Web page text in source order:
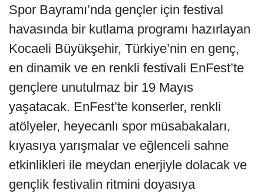
Spor Bayramı’nda gençler için festival
havasında bir kutlama programı hazırlayan
Kocaeli Büyükşehir, Türkiye’nin en genç,
en dinamik ve en renkli festivali EnFest’te
gençlere unutulmaz bir 19 Mayıs
yaşatacak. EnFest’te konserler, renkli
atölyeler, heyecanlı spor müsabakaları,
kıyasıya yarışmalar ve eğlenceli sahne
etkinlikleri ile meydan enerjiyle dolacak ve
gençlik festivalin ritmini doyasıya